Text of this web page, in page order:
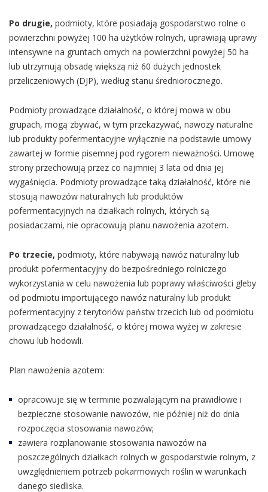
Po drugie, podmioty, które posiadają gospodarstwo rolne o
powierzchni powyżej 100 ha użytków rolnych, uprawiają uprawy
intensywne na gruntach ornych na powierzchni powyżej 50 ha
lub utrzymują obsadę większą niż 60 dużych jednostek
przeliczeniowych (DJP), według stanu średniorocznego.
Podmioty prowadzące działalność, o której mowa w obu
grupach, mogą zbywać, w tym przekazywać, nawozy naturalne
lub produkty pofermentacyjne wyłącznie na podstawie umowy
zawartej w formie pisemnej pod rygorem nieważności. Umowę
strony przechowują przez co najmniej 3 lata od dnia jej
wygaśnięcia. Podmioty prowadzące taką działalność, które nie
stosują nawozów naturalnych lub produktów
pofermentacyjnych na działkach rolnych, których są
posiadaczami, nie opracowują planu nawożenia azotem.
Po trzecie, podmioty, które nabywają nawóz naturalny lub
produkt pofermentacyjny do bezpośredniego rolniczego
wykorzystania w celu nawożenia lub poprawy właściwości gleby
od podmiotu importującego nawóz naturalny lub produkt
pofermentacyjny z terytoriów państw trzecich lub od podmiotu
prowadzącego działalność, o której mowa wyżej w zakresie
chowu lub hodowli.
Plan nawożenia azotem:
opracowuje się w terminie pozwalającym na prawidłowe i
bezpieczne stosowanie nawozów, nie później niż do dnia
rozpoczęcia stosowania nawozów;
zawiera rozplanowanie stosowania nawozów na
poszczególnych działkach rolnych w gospodarstwie rolnym, z
uwzględnieniem potrzeb pokarmowych roślin w warunkach
danego siedliska.